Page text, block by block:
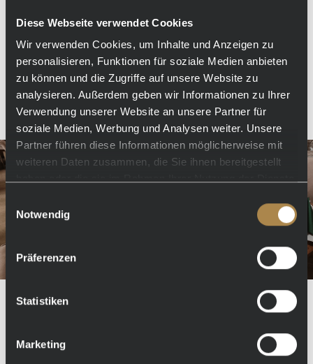
Diese Webseite verwendet Cookies
Wir verwenden Cookies, um Inhalte und Anzeigen zu
personalisieren, Funktionen für soziale Medien anbieten
zu können und die Zugriffe auf unsere Website zu
analysieren. Außerdem geben wir Informationen zu Ihrer
Verwendung unserer Website an unsere Partner für
soziale Medien, Werbung und Analysen weiter. Unsere
Partner führen diese Informationen möglicherweise mit
weiteren Daten zusammen, die Sie ihnen bereitgestellt
Notwendig
Präferenzen
Statistiken
Marketing
einen entspannten Abend am Wasser, umgeben von
maritimem Flair und entspannenden Klängen – der ideale Ort,
um den Tag ausklingen zulassen.
Mehr erfahren